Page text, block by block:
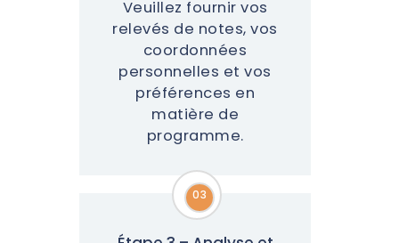
Veuillez fournir vos
relevés de notes, vos
coordonnées
personnelles et vos
préférences en
matière de
programme.
03
03